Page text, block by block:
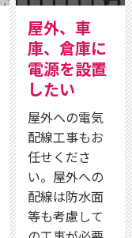
屋外、車
庫、倉庫に
電源を設置
したい
屋外への電気
配線工事もお
任せくださ
い。屋外への
配線は防水面
等も考慮して